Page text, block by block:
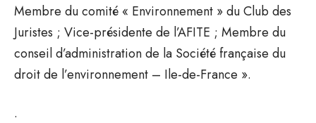
Membre du comité « Environnement » du Club des
Juristes ; Vice-présidente de l’AFITE ; Membre du
conseil d’administration de la Société française du
droit de l’environnement – Ile-de-France ».
.